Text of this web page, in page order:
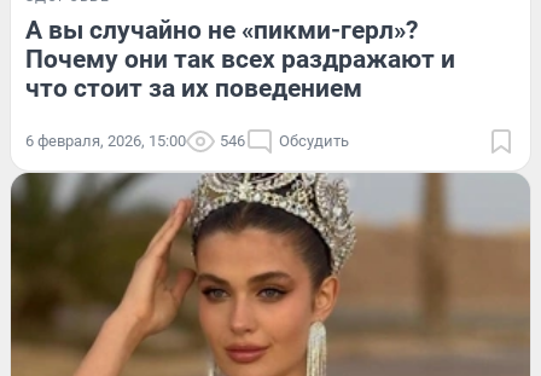
А вы случайно не «пикми-герл»?
Почему они так всех раздражают и
что стоит за их поведением
6 февраля, 2026, 15:00 546 Обсудить